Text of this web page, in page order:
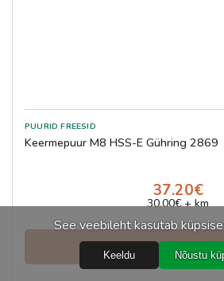
Keermepuur M8 HSS-E Gühring 2869
37.20€
30.00€ + km
Vaata ja telli
See veebileht kasutab
Keeldu Nõustu